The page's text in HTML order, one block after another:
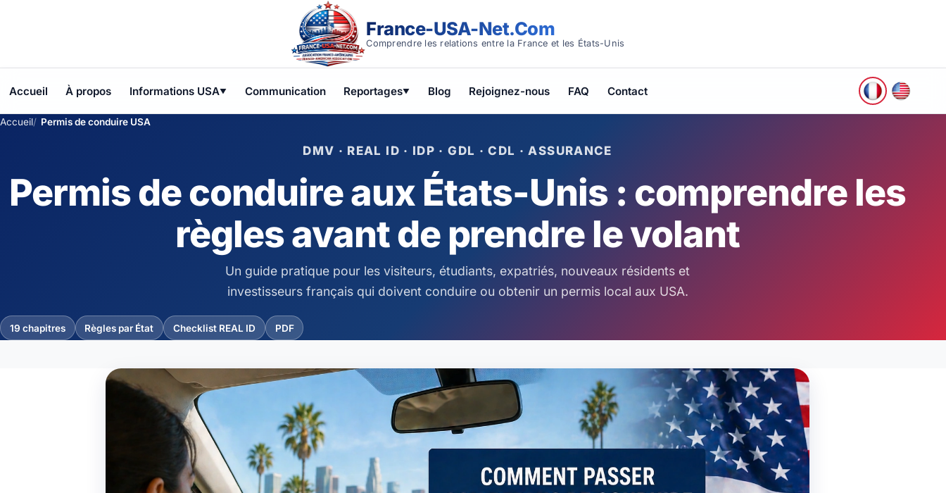
France-USA-Net.Com
Comprendre les relations entre la France et les États-Unis
Accueil À propos Informations USA▼ Communication Reportages▼ Blog Rejoignez-nous FAQ Contact
Accueil Permis de conduire USA
DMV · REAL ID · IDP · GDL · CDL · ASSURANCE
Permis de conduire aux États-Unis : comprendre les
règles avant de prendre le volant
Un guide pratique pour les visiteurs, étudiants, expatriés, nouveaux résidents et
investisseurs français qui doivent conduire ou obtenir un permis local aux USA.
19 chapitres Règles par État Checklist REAL ID PDF